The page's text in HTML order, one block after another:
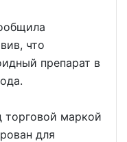
что
препарат в
торговой маркой
для